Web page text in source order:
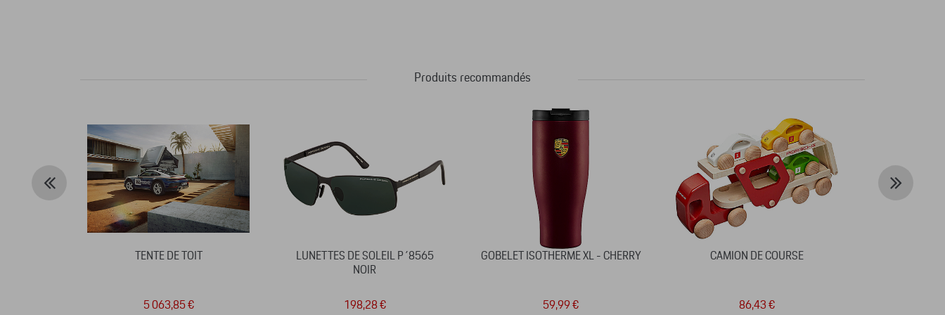
Produits recommandés
TENTE DE TOIT
5 063,85 €
LUNETTES DE SOLEIL P´8565
NOIR
198,28 €
GOBELET ISOTHERME XL - CHERRY
59,99 €
CAMION DE COURSE
86,43 €